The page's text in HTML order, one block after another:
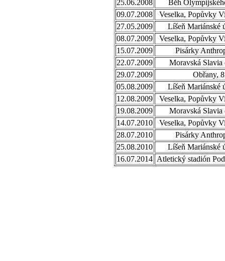
25.06.2008
Běh
09.07.2008
Veselka, Popůvky
27.05.2009
Líšeň Mariánské
08.07.2009
Veselka, Popůvky
15.07.2009
Pisárky
22.07.2009
Moravská Slavia
29.07.2009
Obřany,
05.08.2009
Líšeň Mariánské
12.08.2009
Veselka, Popůvky
19.08.2009
Moravská Slavia
14.07.2010
Veselka, Popůvky
28.07.2010
Pisárky
25.08.2010
Líšeň Mariánské
16.07.2014 Atletický stadión